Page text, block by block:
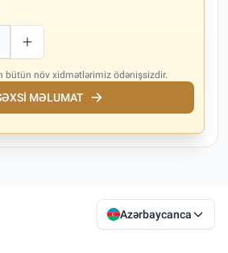
bütün növ xidmətlərimiz ödənişsizdir.
MƏLUMAT
Azərbaycanca